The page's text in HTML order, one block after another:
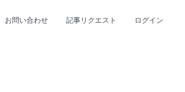
お問い合わせ 記事リクエスト ログイン